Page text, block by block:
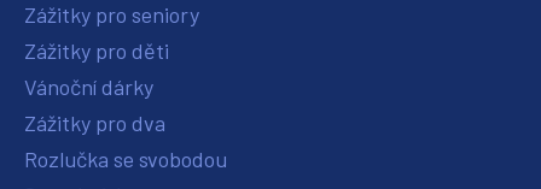
Zážitky pro seniory
Zážitky pro děti
Vánoční dárky
Zážitky pro dva
Rozlučka se svobodou